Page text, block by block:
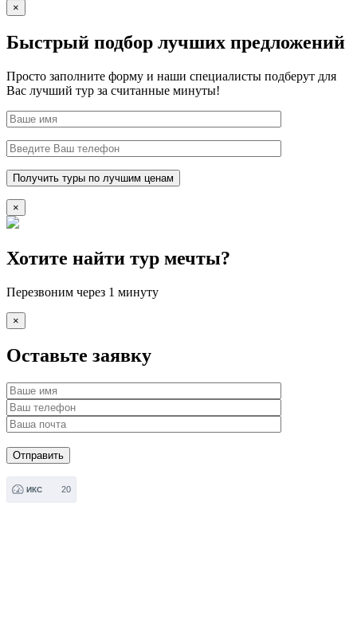
×
Быстрый подбор лучших предложений
Просто заполните форму и наши специалисты подберут для
Вас лучший тур за считанные минуты!
×
Хотите найти тур мечты?
Перезвоним через 1 минуту
×
Оставьте заявку
ИКС 20